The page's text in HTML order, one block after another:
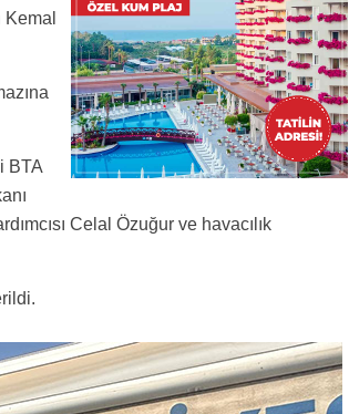
BTA
Celal Özuğur ve havacılık